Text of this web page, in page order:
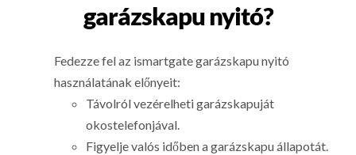
garázskapu nyitó?
Fedezze fel az ismartgate garázskapu nyitó
használatának előnyeit:
Távolról vezérelheti garázskapuját
okostelefonjával.
Figyelje valós időben a garázskapu állapotát.